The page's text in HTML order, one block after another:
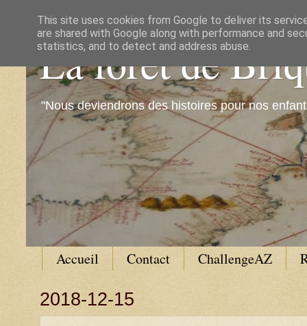
La forêt de
"Nous deviendrons des histoires pour nos
Accueil Contact ChallengeAZ
2018-12-15
This site uses cookies from Google to deliver its
are shared with Google along with performance and
statistics, and to detect and address abuse.